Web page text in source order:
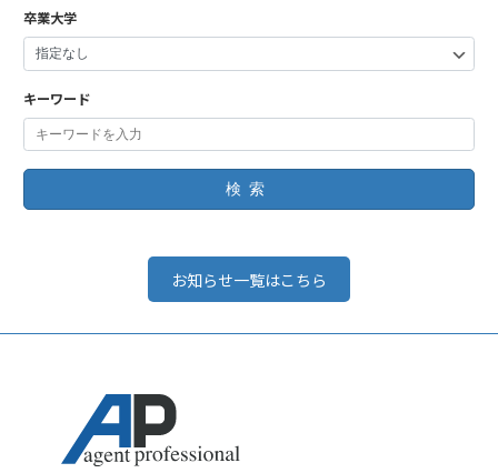
卒業大学
キーワード
検索
お知らせ一覧はこちら